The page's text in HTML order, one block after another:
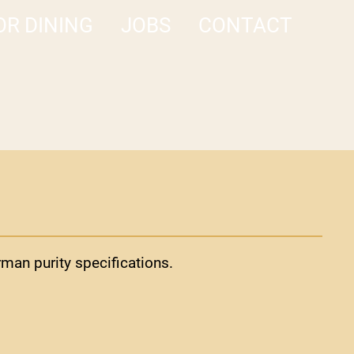
DINING JOBS CONTACT
purity specifications.